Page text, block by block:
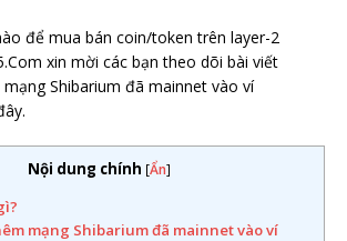
để mua bán coin/token trên layer-2
xin mời các bạn theo dõi bài viết
Shibarium đã mainnet vào ví
Nội dung chính [Ẩn]
mạng Shibarium đã mainnet vào ví